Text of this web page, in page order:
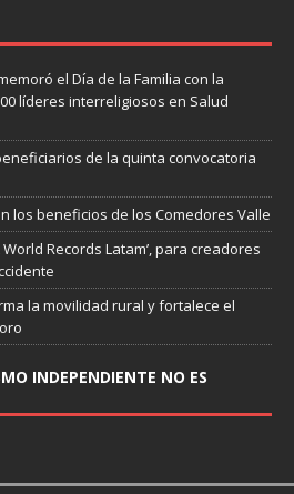
el Día de la Familia con la
líderes interreligiosos en Salud
de la quinta convocatoria
los beneficios de los Comedores Valle
Records Latam’, para creadores
la movilidad rural y fortalece el
INDEPENDIENTE NO ES